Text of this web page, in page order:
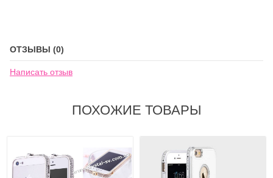
ОТЗЫВЫ (0)
Написать отзыв
ПОХОЖИЕ ТОВАРЫ